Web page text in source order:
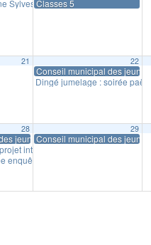
Sylvestre : réunion d’information 18:00
Classes 5
21 22
Conseil municipal des jeunes
Dingé jumelage : soirée paëlla
28
jeunes
intergenerationnel
enquêtes et mystères
29
Conseil municipal des jeunes